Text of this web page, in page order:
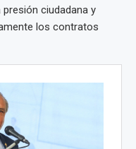
ciudadana y
los contratos